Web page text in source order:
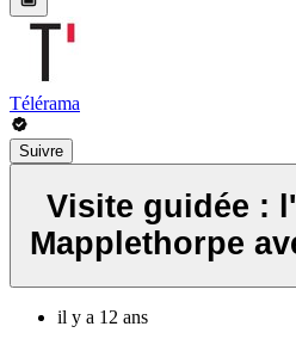
Télérama
Suivre
Visite guidée :
Mapplethorpe
il y a 12 ans